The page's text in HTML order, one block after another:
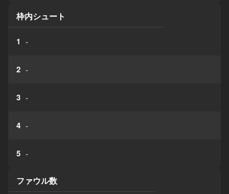
枠内シュート
1 -
2 -
3 -
4 -
5 -
ファウル数